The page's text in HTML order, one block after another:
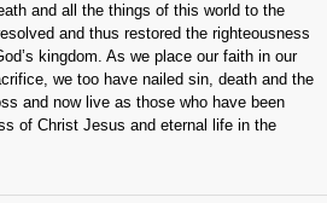
and all the things of this world to the
and thus restored the righteousness
kingdom. As we place our faith in our
we too have nailed sin, death and the
and now live as those who have been
of Christ Jesus and eternal life in the